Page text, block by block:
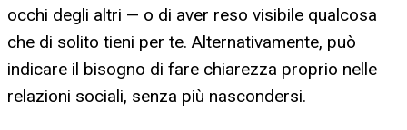
occhi degli altri — o di aver reso visibile qualcosa
che di solito tieni per te. Alternativamente, può
indicare il bisogno di fare chiarezza proprio nelle
relazioni sociali, senza più nascondersi.